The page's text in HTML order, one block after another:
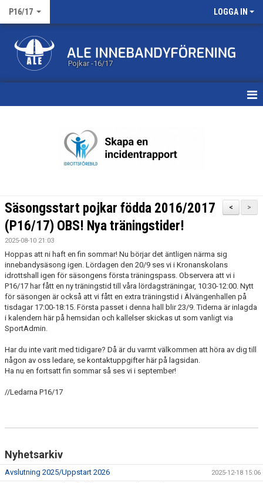
P16/17 LOGGA IN
Pojkar -16/17
TRUPPEN
DOKUMENT
>
<
Säsongsstart pojkar födda 2016/2017
(P16/17) OBS! Nya träningstider!
2025-08-10 21:03
Hoppas att ni haft en fin sommar! Nu börjar det äntligen närma sig
innebandysäsong igen. Lördagen den 20/9 ses vi i Kronanskolans
idrottshall igen för säsongens första träningspass. Observera att vi i
P16/17 har fått en ny träningstid till våra lördagsträningar, 10:30-12:00. Nytt
för säsongen är också att vi fått en extra träningstid i Älvängenhallen på
tisdagar 17:00-18:15. Första passet i denna hall blir 23/9. Tiderna är inlagda
i kalendern här på hemsidan och kallelser skickas ut som vanligt via
SportAdmin.
Har du inte varit med tidigare? Då är du varmt välkommen att höra av dig till
någon av oss ledare, se kontaktuppgifter här på lagsidan.
Ha nu en fortsatt fin sommar så ses vi i september!
//Ledarna P16/17
Nyhetsarkiv
Avslutning 2025/Uppstart 2026 2025-12-18 15:06